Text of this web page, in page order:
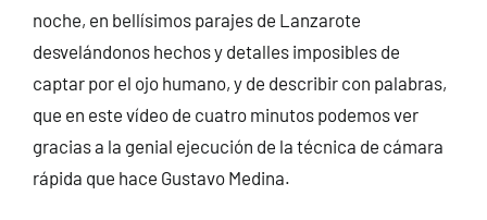
noche, en bellísimos parajes de Lanzarote
desvelándonos hechos y detalles imposibles de
captar por el ojo humano, y de describir con palabras,
que en este vídeo de cuatro minutos podemos ver
gracias a la genial ejecución de la técnica de cámara
rápida que hace Gustavo Medina.